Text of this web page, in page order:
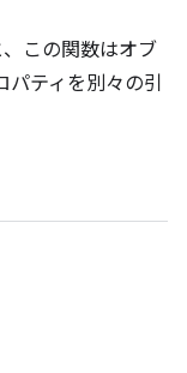
この関数はオブ
ティを別々の引